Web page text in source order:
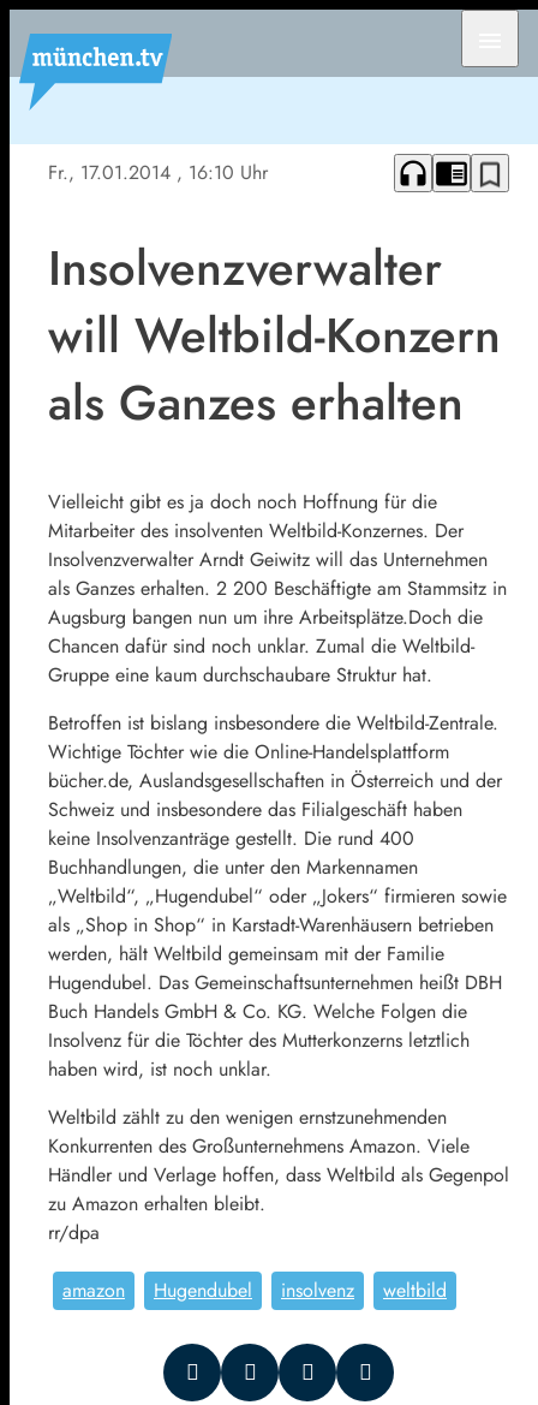
Fr., 17.01.2014 , 16:10 Uhr headphones chrome_reader_mode bookmark_border
Insolvenzverwalter
will Weltbild-Konzern
als Ganzes erhalten
Vielleicht gibt es ja doch noch Hoffnung für die
Mitarbeiter des insolventen Weltbild-Konzernes. Der
Insolvenzverwalter Arndt Geiwitz will das Unternehmen
als Ganzes erhalten. 2 200 Beschäftigte am Stammsitz in
Augsburg bangen nun um ihre Arbeitsplätze.Doch die
Chancen dafür sind noch unklar. Zumal die Weltbild-
Gruppe eine kaum durchschaubare Struktur hat.
Betroffen ist bislang insbesondere die Weltbild-Zentrale.
Wichtige Töchter wie die Online-Handelsplattform
bücher.de, Auslandsgesellschaften in Österreich und der
Schweiz und insbesondere das Filialgeschäft haben
keine Insolvenzanträge gestellt. Die rund 400
Buchhandlungen, die unter den Markennamen
„Weltbild“, „Hugendubel“ oder „Jokers“ firmieren sowie
als „Shop in Shop“ in Karstadt-Warenhäusern betrieben
werden, hält Weltbild gemeinsam mit der Familie
Hugendubel. Das Gemeinschaftsunternehmen heißt DBH
Buch Handels GmbH & Co. KG. Welche Folgen die
Insolvenz für die Töchter des Mutterkonzerns letztlich
haben wird, ist noch unklar.
Weltbild zählt zu den wenigen ernstzunehmenden
Konkurrenten des Großunternehmens Amazon. Viele
Händler und Verlage hoffen, dass Weltbild als Gegenpol
zu Amazon erhalten bleibt.
rr/dpa
amazon Hugendubel insolvenz weltbild